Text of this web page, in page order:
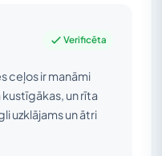
Verificēta
ceļos ir manāmi
kustīgākas, un rīta
uzklājams un ātri